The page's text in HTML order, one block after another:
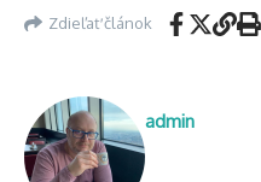
Zdieľať článok
admin